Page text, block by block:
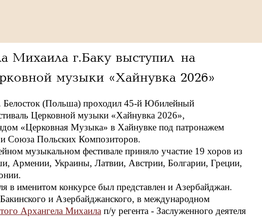
Михаила г.Баку выступил на
музыки «Хайнувка 2026»
Белосток (Польша) проходил 45-й Юбилейный
Церковной музыки «Хайнувка 2026»,
«Церковная Музыка» в Хайнувке под патронажем
Союза Польских Композиторов.
музыкальном фестивале приняло участие 19 хоров из
Армении, Украины, Латвии, Австрии, Болгарии, Греции,
в именитом конкурсе был представлен и Азербайджан.
и Азербайджанского, в международном
Архангела Михаила п/у регента - Заслуженного деятеля